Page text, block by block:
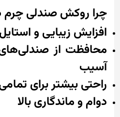
چرا روکش صندلی چرم
افزایش زیبایی و
محافظت از صندلی‌های
آسیب
راحتی بیشتر برای
دوام و ماندگاری بالا